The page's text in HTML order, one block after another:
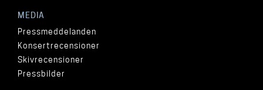
MEDIA
Pressmeddelanden
Konsertrecensioner
Skivrecensioner
Pressbilder